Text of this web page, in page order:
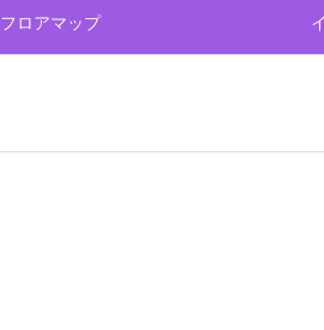
フロアマップ